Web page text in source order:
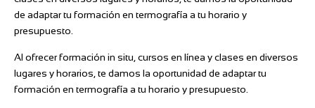
de adaptar tu formación en termografía a tu horario y
presupuesto.
Al ofrecer formación in situ, cursos en línea y clases en diversos
lugares y horarios, te damos la oportunidad de adaptar tu
formación en termografía a tu horario y presupuesto.